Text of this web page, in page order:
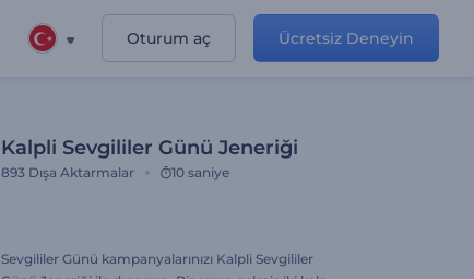
Oturum aç Ücretsiz Deneyin
Kalpli Sevgililer Günü Jeneriği
893 Dışa Aktarmalar 10 saniye
Sevgililer Günü kampanyalarınızı Kalpli Sevgililer